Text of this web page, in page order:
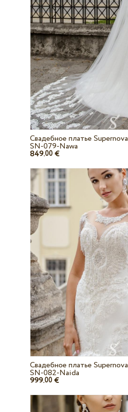
Свадебное платье Supernova
SN-079-Nawa
849.00 €
Свадебное платье Supernova
SN-082-Naida
999.00 €